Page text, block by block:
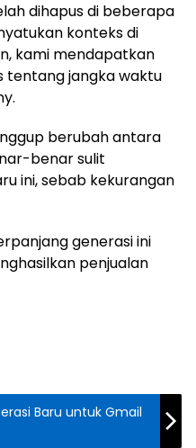
dihapus di beberapa
konteks di
kami mendapatkan
tentang jangka waktu
berubah antara
benar sulit
ini, sebab kekurangan
generasi ini
penjualan
Baru untuk Gmail